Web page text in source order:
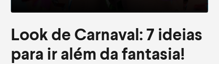
Look de Carnaval: 7 ideias
para ir além da fantasia!